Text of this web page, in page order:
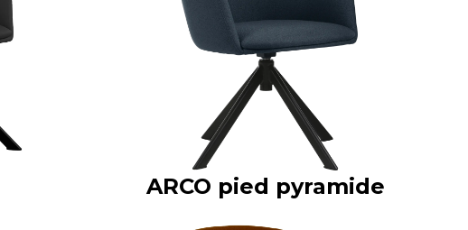
ARCO pied pyramide